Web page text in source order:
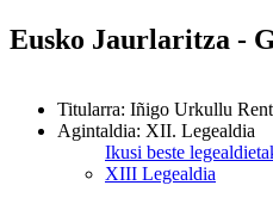
Eusko Jaurlaritza -
Titularra: Iñigo Urkullu
Agintaldia: XII. Legealdia
Ikusi beste
XIII Legealdia